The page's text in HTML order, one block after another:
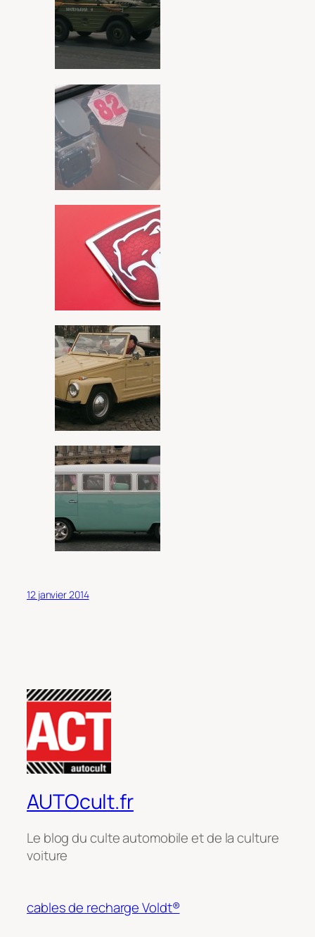
12 janvier 2014
AUTOcult.fr
Le blog du culte automobile et de la culture
voiture
cables de recharge Voldt®